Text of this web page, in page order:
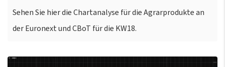
Sehen Sie hier die Chartanalyse für die Agrarprodukte an
der Euronext und CBoT für die KW18.